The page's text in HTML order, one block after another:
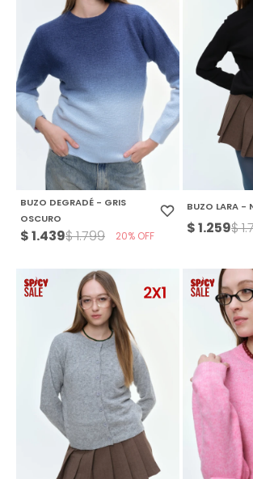
BUZO DEGRADÉ - GRIS
OSCURO
$1.439$1.799 20
BUZO LARA -
$1.259$